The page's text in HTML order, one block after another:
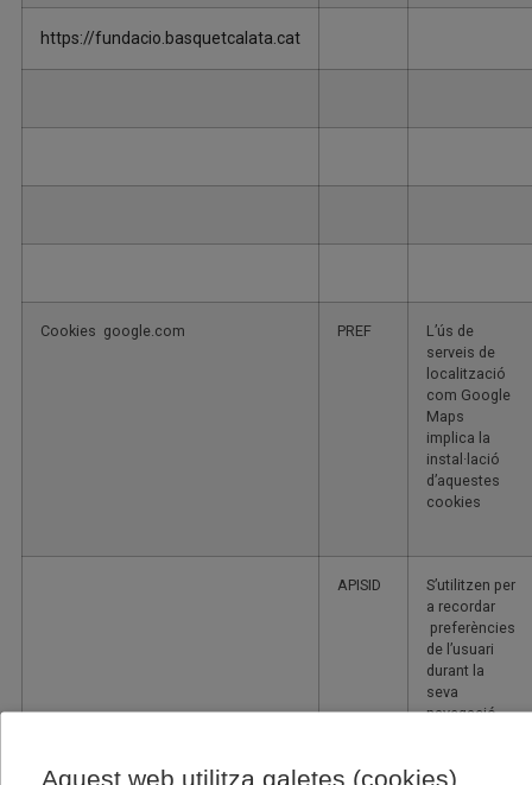
https://fundacio.basquetcalata.cat
Cookies google.com PREF
L’ús de
serveis de
localització
com Google
Maps
implica la
instal·lació
d’aquestes
cookies
APISID
S’utilitzen per
a recordar
preferències
de l’usuari
durant la
seva
navegació.
Aquest web utilitza galetes (cookies)